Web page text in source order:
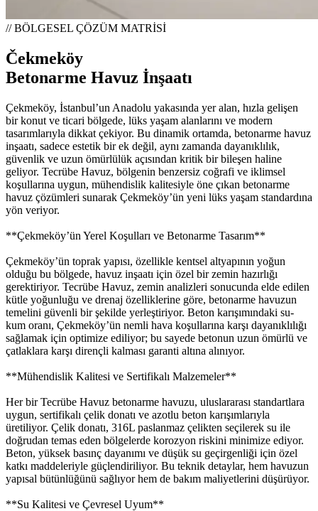
// BÖLGESEL ÇÖZÜM MATRİSİ
Čekmeköy
Betonarme Havuz İnşaatı
Çekmeköy, İstanbul’un Anadolu yakasında yer alan, hızla gelişen
bir konut ve ticari bölgede, lüks yaşam alanlarını ve modern
tasarımlarıyla dikkat çekiyor. Bu dinamik ortamda, betonarme havuz
inşaatı, sadece estetik bir ek değil, aynı zamanda dayanıklılık,
güvenlik ve uzun ömürlülük açısından kritik bir bileşen haline
geliyor. Tecrübe Havuz, bölgenin benzersiz coğrafi ve iklimsel
koşullarına uygun, mühendislik kalitesiyle öne çıkan betonarme
havuz çözümleri sunarak Çekmeköy’ün yeni lüks yaşam standardına
yön veriyor.
**Çekmeköy’ün Yerel Koşulları ve Betonarme Tasarım**
Çekmeköy’ün toprak yapısı, özellikle kentsel altyapının yoğun
olduğu bu bölgede, havuz inşaatı için özel bir zemin hazırlığı
gerektiriyor. Tecrübe Havuz, zemin analizleri sonucunda elde edilen
kütle yoğunluğu ve drenaj özelliklerine göre, betonarme havuzun
temelini güvenli bir şekilde yerleştiriyor. Beton karışımındaki su-
kum oranı, Çekmeköy’ün nemli hava koşullarına karşı dayanıklılığı
sağlamak için optimize ediliyor; bu sayede betonun uzun ömürlü ve
çatlaklara karşı dirençli kalması garanti altına alınıyor.
**Mühendislik Kalitesi ve Sertifikalı Malzemeler**
Her bir Tecrübe Havuz betonarme havuzu, uluslararası standartlara
uygun, sertifikalı çelik donatı ve azotlu beton karışımlarıyla
üretiliyor. Çelik donatı, 316L paslanmaz çelikten seçilerek su ile
doğrudan temas eden bölgelerde korozyon riskini minimize ediyor.
Beton, yüksek basınç dayanımı ve düşük su geçirgenliği için özel
katkı maddeleriyle güçlendiriliyor. Bu teknik detaylar, hem havuzun
yapısal bütünlüğünü sağlıyor hem de bakım maliyetlerini düşürüyor.
**Su Kalitesi ve Çevresel Uyum**